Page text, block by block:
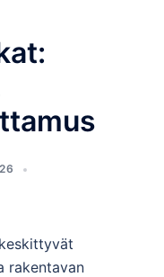
rakentavan